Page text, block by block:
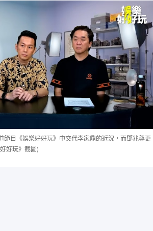
節目《娛樂好好玩》中交代李家鼎的近況，而鄧兆尊更
好玩》截圖)